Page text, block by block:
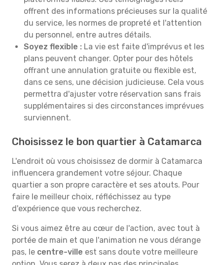
offrent des informations précieuses sur la qualité
du service, les normes de propreté et l'attention
du personnel, entre autres détails.
Soyez flexible : La vie est faite d'imprévus et les
plans peuvent changer. Opter pour des hôtels
offrant une annulation gratuite ou flexible est,
dans ce sens, une décision judicieuse. Cela vous
permettra d'ajuster votre réservation sans frais
supplémentaires si des circonstances imprévues
surviennent.
Choisissez le bon quartier à Catamarca
L'endroit où vous choisissez de dormir à Catamarca
influencera grandement votre séjour. Chaque
quartier a son propre caractère et ses atouts. Pour
faire le meilleur choix, réfléchissez au type
d'expérience que vous recherchez.
Si vous aimez être au cœur de l'action, avec tout à
portée de main et que l'animation ne vous dérange
pas, le centre-ville est sans doute votre meilleure